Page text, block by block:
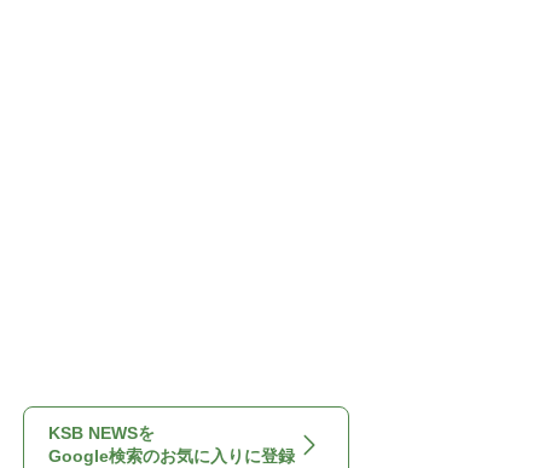
KSB NEWSを
Google検索のお気に入りに登録